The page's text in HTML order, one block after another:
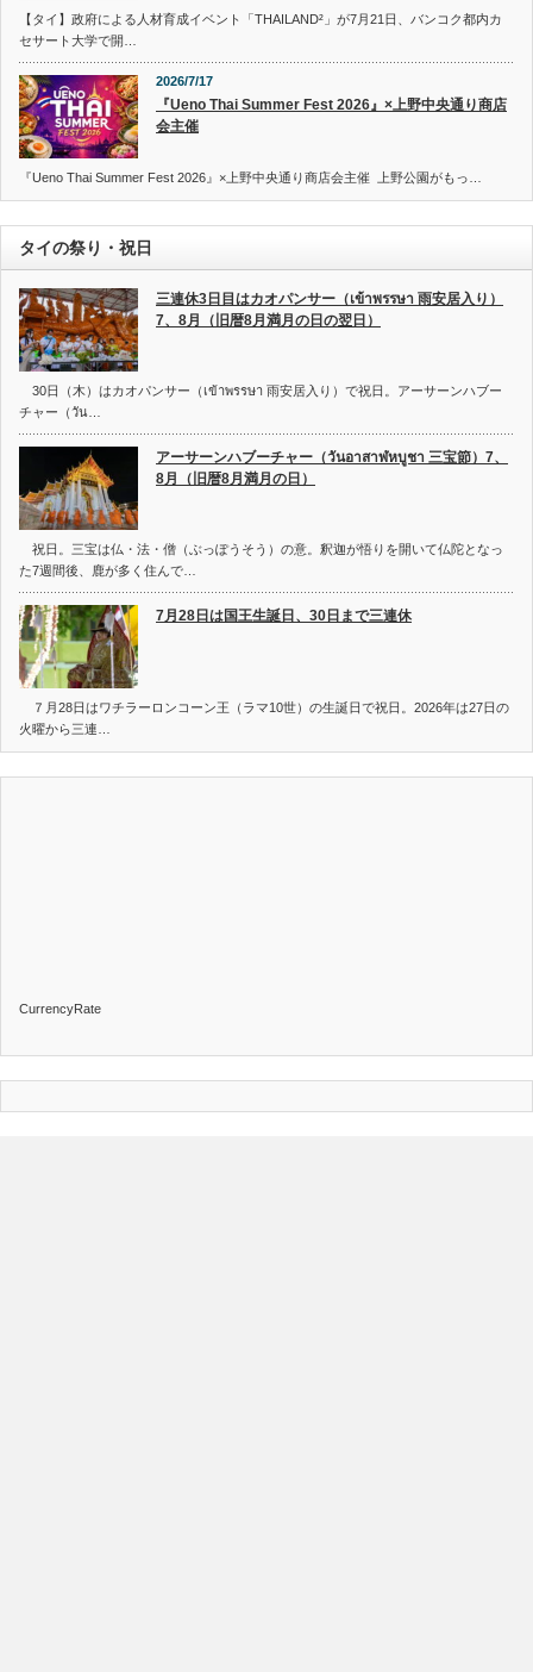
【タイ】政府による人材育成イベント「THAILAND²」が7月21日、バンコク都内カ
セサート大学で開…
2026/7/17
『Ueno Thai Summer Fest 2026』×上野中央通り商店
会主催
『Ueno Thai Summer Fest 2026』×上野中央通り商店会主催 上野公園がもっ…
タイの祭り・祝日
三連休3日目はカオパンサー（เข้าพรรษา 雨安居入り）
7、8月（旧暦8月満月の日の翌日）
30日（木）はカオパンサー（เข้าพรรษา 雨安居入り）で祝日。アーサーンハブー
チャー（วัน…
アーサーンハブーチャー（วันอาสาฬหบูชา 三宝節）7、
8月（旧暦8月満月の日）
祝日。三宝は仏・法・僧（ぶっぽうそう）の意。釈迦が悟りを開いて仏陀となっ
た7週間後、鹿が多く住んで…
7月28日は国王生誕日、30日まで三連休
７月28日はワチラーロンコーン王（ラマ10世）の生誕日で祝日。2026年は27日の
火曜から三連…
CurrencyRate